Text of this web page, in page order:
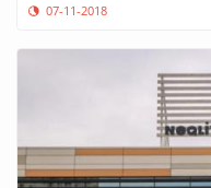
07-11-2018